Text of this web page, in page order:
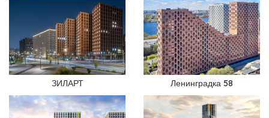
ЗИЛАРТ Ленинградка 58